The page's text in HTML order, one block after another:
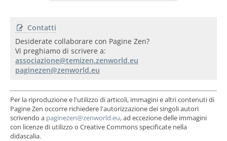
Contatti
Desiderate collaborare con Pagine Zen?
Vi preghiamo di scrivere a:
Per la riproduzione e l'utilizzo di articoli, immagini e altri contenuti di
Pagine Zen occorre richiedere l'autorizzazione dei singoli autori
scrivendo a
, ad eccezione delle immagini
con licenze di utilizzo o Creative Commons specificate nella
didascalia.